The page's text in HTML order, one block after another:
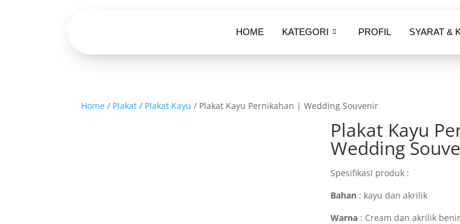
HOME KATEGORI PROFIL SYARAT &
Home / Plakat / Plakat Kayu / Plakat Kayu Pernikahan | Wedding Souvenir
Plakat Kayu
Wedding
Spesifikasi produk :
Bahan : kayu dan akrilik
Warna : Cream dan akrilik